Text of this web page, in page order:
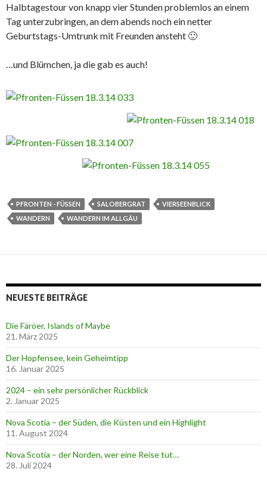
Halbtagestour von knapp vier Stunden problemlos an einem
Tag unterzubringen, an dem abends noch ein netter
Geburtstags-Umtrunk mit Freunden ansteht 🙂
…und Blümchen, ja die gab es auch!
PFRONTEN - FÜSSEN SALOBERGRAT
VIERSEENBLICK
WANDERN
WANDERN IM ALLGÄU
NEUESTE BEITRÄGE
Die Färöer, Islands of Maybe
21. März 2025
Der Hopfensee, kein Geheimtipp
16. Januar 2025
2024 – ein sehr persönlicher Rückblick
2. Januar 2025
Nova Scotia – der Süden, die Küsten und ein Highlight
11. August 2024
Nova Scotia – der Norden, wer eine Reise tut…
28. Juli 2024